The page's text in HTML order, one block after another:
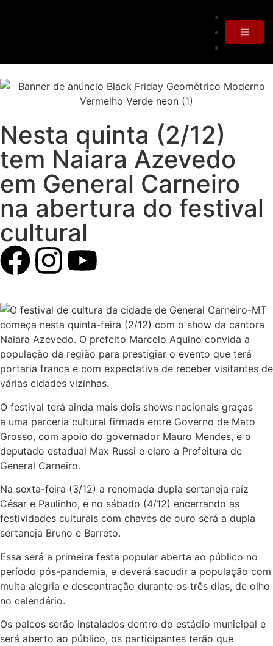
Nesta quinta (2/12)
tem Naiara Azevedo
em General Carneiro
na abertura do festival
cultural
O festival de cultura da cidade de General Carneiro-MT
começa nesta quinta-feira (2/12) com o show da cantora
Naiara Azevedo. O prefeito Marcelo Aquino convida a
população da região para prestigiar o evento que terá
portaria franca e com expectativa de receber visitantes de
várias cidades vizinhas.
O festival terá ainda mais dois shows nacionals graças
a uma parceria cultural firmada entre Governo de Mato
Grosso, com apoio do governador Mauro Mendes, e o
deputado estadual Max Russi e claro a Prefeitura de
General Carneiro.
Na sexta-feira (3/12) a renomada dupla sertaneja raíz
César e Paulinho, e no sábado (4/12) encerrando as
festividades culturais com chaves de ouro será a dupla
sertaneja Bruno e Barreto.
Essa será a primeira festa popular aberta ao público no
período pós-pandemia, e deverá sacudir a população com
muita alegria e descontração durante os três dias, de olho
no calendário.
Os palcos serão instalados dentro do estádio municipal e
será aberto ao público, os participantes terão que